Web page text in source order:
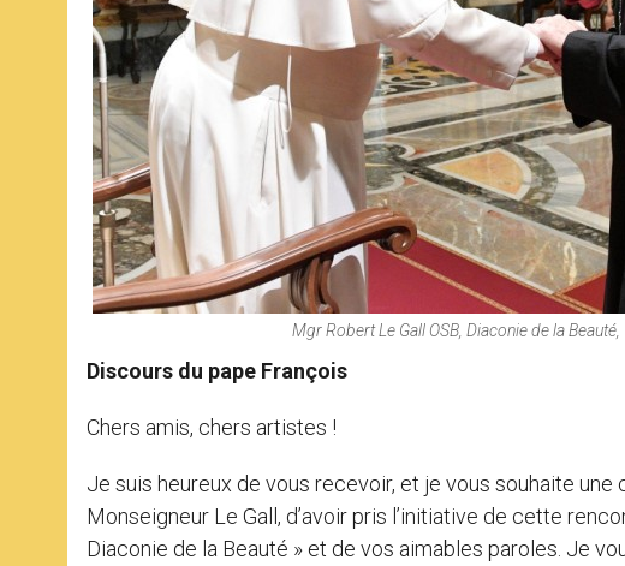
Mgr Robert Le Gall OSB, Diaconie de la
Discours du pape François
Chers amis, chers artistes !
Je suis heureux de vous recevoir, et je vous souhaite
Monseigneur Le Gall, d’avoir pris l’initiative de cette
Diaconie de la Beauté » et de vos aimables paroles. Je